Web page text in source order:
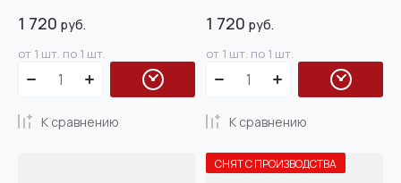
1 720 руб.
от 1 шт. по 1 шт.
К сравнению
1 720 руб.
от 1 шт. по 1 шт.
К сравнению
СНЯТ С ПРОИЗВОДСТВА